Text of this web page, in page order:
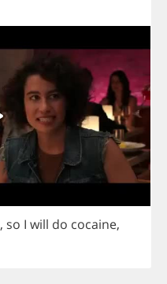
, so I will do cocaine,